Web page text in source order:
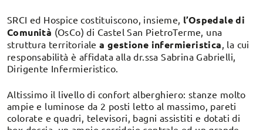
SRCI ed Hospice costituiscono, insieme, l’Ospedale di
Comunità (OsCo) di Castel San PietroTerme, una
struttura territorialea gestione infermieristica , la cui
responsabilità è affidata alla dr.ssa Sabrina Gabrielli,
Dirigente Infermieristico.
Altissimo il livello di confort alberghiero: stanze molto
ampie e luminose da 2 posti letto al massimo, pareti
colorate e quadri, televisori, bagni assistiti e dotati di